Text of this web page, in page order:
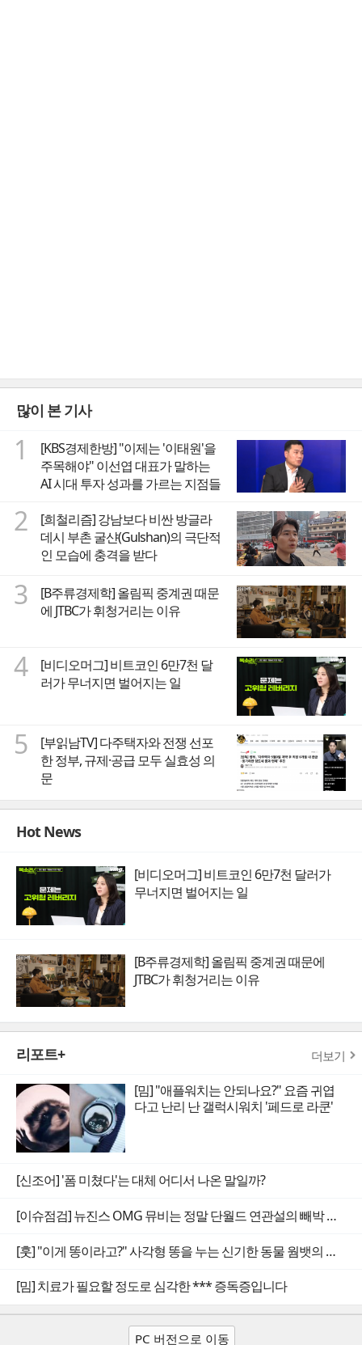
많이 본 기사
1
[KBS경제한방] "이제는 '이태원'을
주목해야" 이선엽 대표가 말하는
AI 시대 투자 성과를 가르는 지점들
2
[희철리즘] 강남보다 비싼 방글라
데시 부촌 굴샨(Gulshan)의 극단적
인 모습에 충격을 받다
3
[B주류경제학] 올림픽 중계권 때문
에 JTBC가 휘청거리는 이유
4
[비디오머그] 비트코인 6만7천 달
러가 무너지면 벌어지는 일
5
[부읽남TV] 다주택자와 전쟁 선포
한 정부, 규제·공급 모두 실효성 의
문
Hot News
[비디오머그] 비트코인 6만7천 달러가
무너지면 벌어지는 일
[B주류경제학] 올림픽 중계권 때문에
JTBC가 휘청거리는 이유
리포트+ 더보기
[밈] "애플워치는 안되나요?" 요즘 귀엽
다고 난리 난 갤럭시워치 '페드로 라쿤'
[신조어] '폼 미쳤다'는 대체 어디서 나온 말일까?
[이슈점검] 뉴진스 OMG 뮤비는 정말 단월드 연관설의 빼박 증거일까
[훗] "이게 똥이라고?" 사각형 똥을 누는 신기한 동물 웜뱃의 비밀
[밈] 치료가 필요할 정도로 심각한 *** 증독증입니다
PC 버전으로 이동